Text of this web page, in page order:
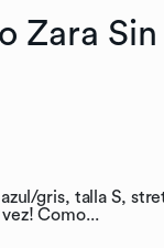
Zara Sin
gris, talla S,
Como...